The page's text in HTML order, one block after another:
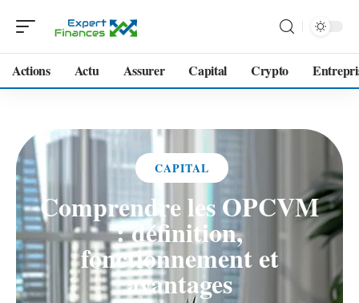
Actions Actu Assurer Capital Crypto
CAPITAL
Comprendre les OPCVM
: définition,
fonctionnement et
avantages